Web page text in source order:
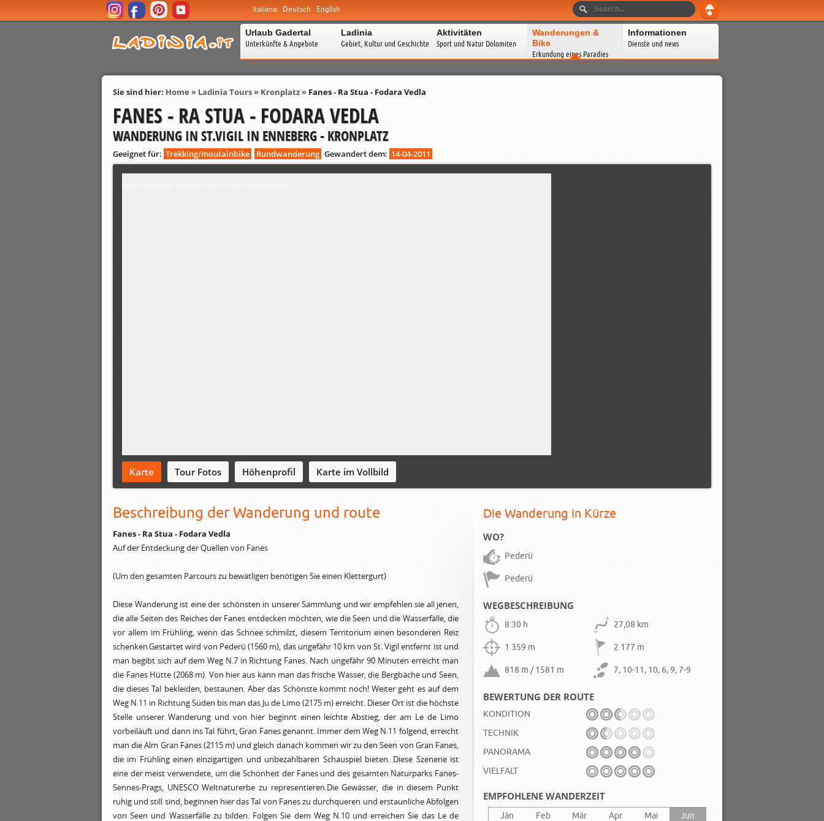
Italiano Deutsch English
Urlaub Gadertal
Unterkünfte & Angebote
Ladinia
Gebiet, Kultur und Geschichte
Aktivitäten
Sport und Natur Dolomiten
Wanderungen &
Bike
Erkundung eines Paradies
Informationen
Dienste und news
Sie sind hier: Home » Ladinia Tours» Kronplatz» Fanes - Ra Stua - Fodara Vedla
FANES - RA STUA - FODARA VEDLA
WANDERUNG IN ST.VIGIL IN ENNEBERG - KRONPLATZ
Geeignet für: Trekking/moutainbike Rundwanderung Gewandert dem: 14-04-2011
Karte Tour Fotos Höhenprofil Karte im Vollbild
Beschreibung der Wanderung und route
Fanes - Ra Stua - Fodara Vedla
Auf der Entdeckung der Quellen von Fanes
(Um den gesamten Parcours zu bewätligen benötigen Sie einen Klettergurt)
Diese Wanderung ist eine der schönsten in unserer Sammlung und wir empfehlen sie all jenen,
die alle Seiten des Reiches der Fanes entdecken möchten, wie die Seen und die Wasserfälle, die
vor allem im Frühling, wenn das Schnee schmilzt, diesem Territorium einen besonderen Reiz
schenken.Gestartet wird von Pederü (1560 m), das ungefähr 10 km von St. Vigil entfernt ist und
man begibt sich auf dem Weg N.7 in Richtung Fanes. Nach ungefähr 90 Minuten erreicht man
die Fanes Hütte (2068 m). Von hier aus kann man das frische Wasser, die Bergbäche und Seen,
die dieses Tal bekleiden, bestaunen. Aber das Schönste kommt noch! Weiter geht es auf dem
Weg N.11 in Richtung Süden bis man das Ju de Limo (2175 m) erreicht. Dieser Ort ist die höchste
Stelle unserer Wanderung und von hier beginnt einen leichte Abstieg, der am Le de Limo
vorbeiläuft und dann ins Tal führt, Gran Fanes genannt. Immer dem Weg N.11 folgend, erreicht
man die Alm Gran Fanes (2115 m) und gleich danach kommen wir zu den Seen von Gran Fanes,
die im Frühling einen einzigartigen und unbezahlbaren Schauspiel bieten. Diese Szenerie ist
eine der meist verwendete, um die Schönheit der Fanes und des gesamten Naturparks Fanes-
Sennes-Prags, UNESCO Weltnaturerbe zu representieren.Die Gewässer, die in diesem Punkt
ruhig und still sind, beginnen hier das Tal von Fanes zu durchqueren und erstaunliche Abfolgen
von Seen und Wasserfälle zu bilden. Folgen Sie dem Weg N.10 und erreichen Sie das Le de
Die Wanderung in Kürze
WO?
Pederü
Pederü
WEGBESCHREIBUNG
8:30 h 27,08 km
1 359 m 2 177 m
818 m / 1581 m 7, 10-11, 10, 6, 9, 7-9
BEWERTUNG DER ROUTE
KONDITION
TECHNIK
PANORAMA
VIELFALT
EMPFOHLENE WANDERZEIT
Jän Feb Mär Apr Mai
Jun